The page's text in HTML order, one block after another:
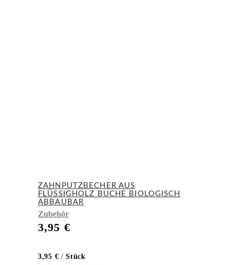
ZAHNPUTZBECHER AUS
FLÜSSIGHOLZ BUCHE BIOLOGISCH
ABBAUBAR
Zubehör
3,95 €
3,95 € /Stück